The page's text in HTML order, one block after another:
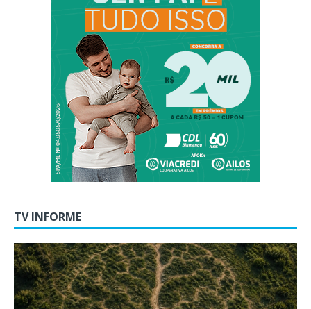
TV INFORME